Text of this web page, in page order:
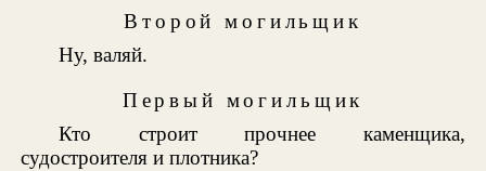
Второй могильщик
Ну, валяй.
Первый могильщик
Кто строит прочнее каменщика,
судостроителя и плотника?